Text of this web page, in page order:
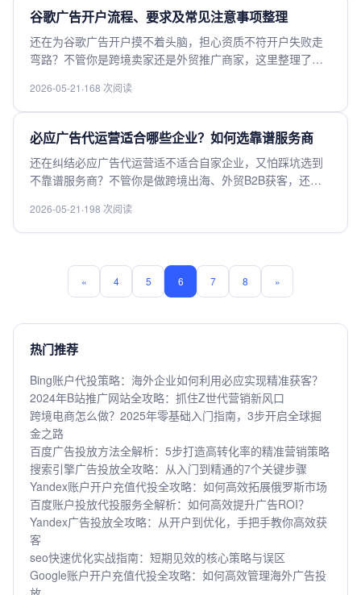
盘，快进来获取干货。
谷歌广告开户流程、要求及常见注意事项整理
还在为谷歌广告开户摸不着头脑，担心资质不符开户失败走
弯路？不管你是跨境卖家还是外贸推广商家，这里整理了谷
常见注意事项，帮你避开开户被拒、后续违规限流等各类问
题，助你顺利完成开户开启投放，快来查看这份实用完整攻
略。
2026-05-21 ·168 次阅读
必应广告代运营适合哪些企业？如何选靠谱服务商
还在纠结必应广告代运营适不适合自家企业，又怕踩坑选到
不靠谱服务商？不管你是做跨境出海、外贸B2B获客，还是
能在这里找到明确答案。本文清晰梳理必应广告代运营的适
配场景，还分享筛选靠谱服务商的核心判断标准，帮你避坑
2026-05-21 ·198 次阅读
« 4 5 6 7 8 »
热门推荐
Bing账户代投策略：海外企业如何利用必应实现精准获客？
2024年B站推广网站全攻略：抓住Z世代营销新风口
跨境电商怎么做？2025年零基础入门指南，3步开启全球掘
金之路
百度广告投放方法全解析：5步打造高转化率的精准营销策略
搜索引擎广告投放全攻略：从入门到精通的7个关键步骤
Yandex账户开户充值代投全攻略：如何高效拓展俄罗斯市场
百度账户投放代投服务全解析：如何高效提升广告ROI？
Yandex广告投放全攻略：从开户到优化，手把手教你高效获
客
seo快速优化实战指南：短期见效的核心策略与误区
Google账户开户充值代投全攻略：如何高效管理海外广告投